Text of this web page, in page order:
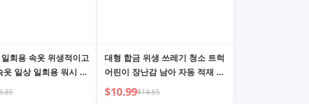
회용 속옷 위생적이고
옷 일상 일회용 워시 프
팩 여성 생리 기간 산
대형 합금 위생 쓰레기 청소 트럭
어린이 장난감 남아 자동 적재 프
로젝트 쓰레기통 분리 청소기
$10.99$14.65